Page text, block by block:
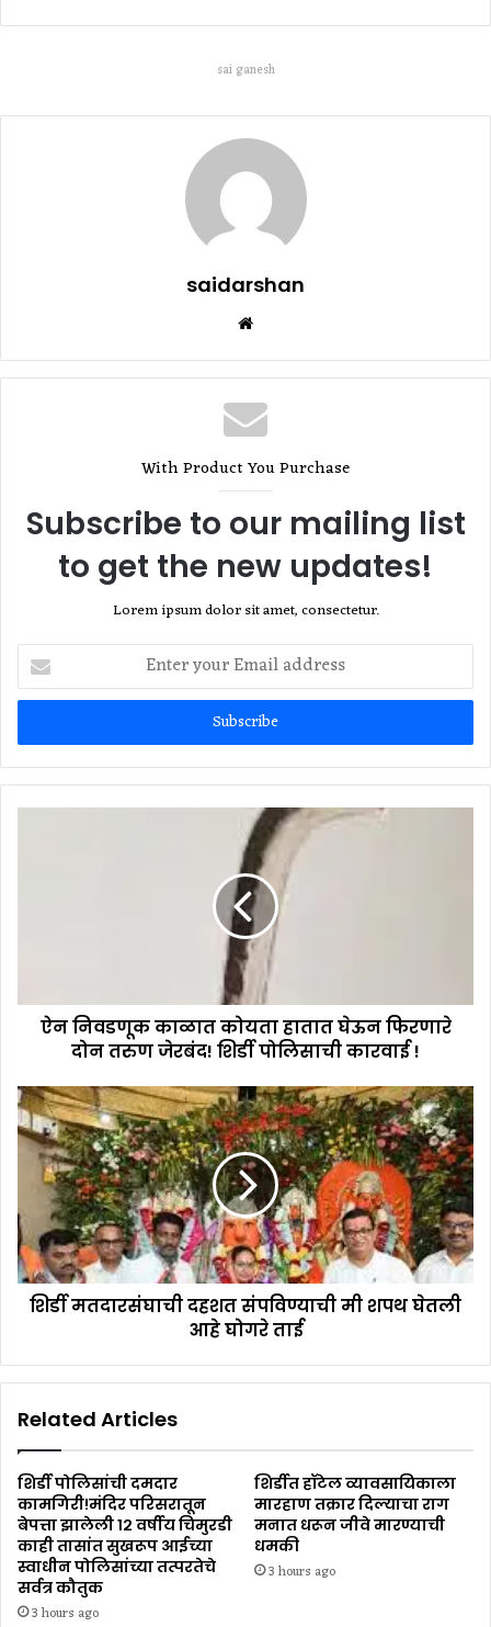
sai ganesh
saidarshan
With Product You Purchase
Subscribe to our mailing list
to get the new updates!
Lorem ipsum dolor sit amet, consectetur.
Enter
your
Email
ऐन निवडणूक काळात कोयता हातात घेऊन फिरणारे
दोन तरुण जेरबंद! शिर्डी पोलिसाची कारवाई !
शिर्डी मतदारसंघाची दहशत संपविण्याची मी शपथ घेतली
आहे घोगरे ताई
Related Articles
शिर्डी पोलिसांची दमदार
कामगिरी!मंदिर परिसरातून
बेपत्ता झालेली १२ वर्षीय चिमुरडी
काही तासांत सुखरूप आईच्या
स्वाधीन पोलिसांच्या तत्परतेचे
सर्वत्र कौतुक
3 hours ago
शिर्डीत हॉटेल व्यावसायिकाला
मारहाण तक्रार दिल्याचा राग
मनात धरून जीवे मारण्याची
धमकी
3 hours ago